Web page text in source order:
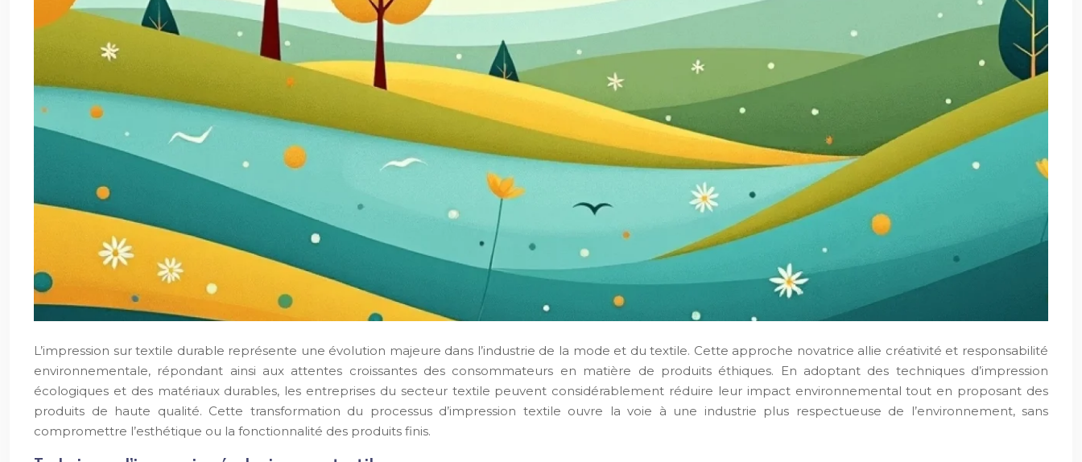
L’impression sur textile durable représente une évolution majeure dans l’industrie de la mode et du textile. Cette approche novatrice allie créativité et responsabilité
environnementale, répondant ainsi aux attentes croissantes des consommateurs en matière de produits éthiques. En adoptant des techniques d’impression
écologiques et des matériaux durables, les entreprises du secteur textile peuvent considérablement réduire leur impact environnemental tout en proposant des
produits de haute qualité. Cette transformation du processus d’impression textile ouvre la voie à une industrie plus respectueuse de l’environnement, sans
compromettre l’esthétique ou la fonctionnalité des produits finis.